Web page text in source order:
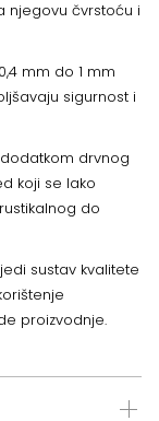
njegovu čvrstoću i
mm do 1 mm
sigurnost i
drvnog
koji se lako
do
sustav kvalitete
proizvodnje.